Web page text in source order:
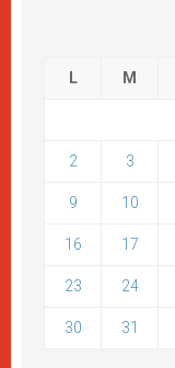
L M
2 3
9 10
16 17
23 24
30 31